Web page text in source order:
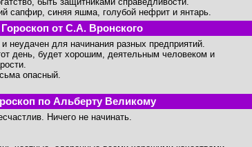
сапфир, синяя яшма, голубой нефрит и янтарь.
Гороскоп от С.А. Вронского
неудачен для начинания разных предприятий.
день, будет хорошим, деятельным человеком и
опасный.
по Альберту Великому
Ничего не начинать.